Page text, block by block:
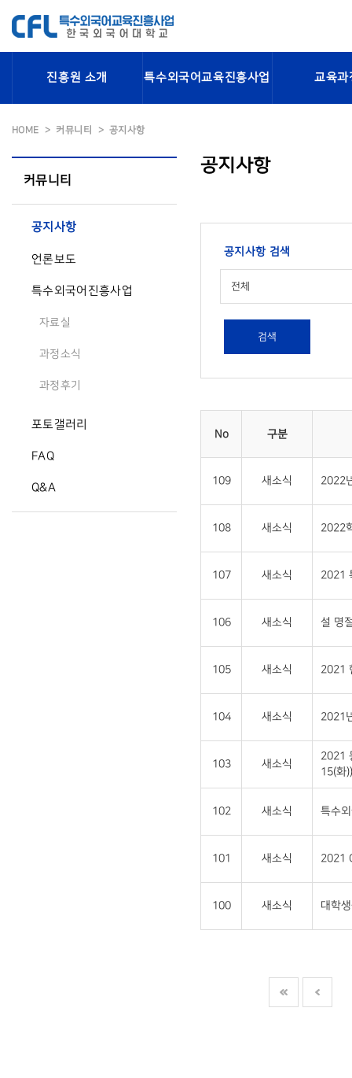
진흥원 소개 특수외국어교육진흥사업 교육과
HOME 커뮤니티 공지사항
커뮤니티
공지사항
언론보도
특수외국어진흥사업
자료실
과정소식
과정후기
포토갤러리
FAQ
Q&A
공지사항
공지사항 검색
전체
검색
No 구분
109 새소식 2022
108 새소식 2022
107 새소식 2021
106 새소식 설 명
105 새소식 2021
104 새소식 2021
103 새소식
2021
15(화))
102 새소식 특수
101 새소식 2021
100 새소식 대학